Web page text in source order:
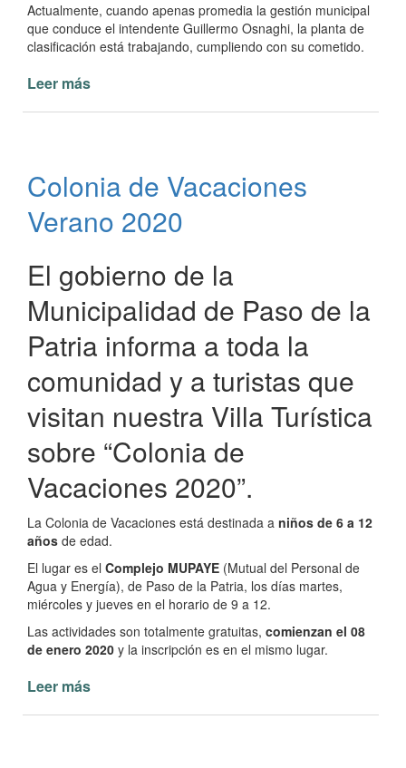
Actualmente, cuando apenas promedia la gestión municipal
que conduce el intendente Guillermo Osnaghi, la planta de
clasificación está trabajando, cumpliendo con su cometido.
Leer más
de
clasificación
de
Colonia de Vacaciones
Verano 2020
El gobierno de la
Municipalidad de Paso de la
Patria informa a toda la
comunidad y a turistas que
visitan nuestra Villa Turística
sobre “Colonia de
Vacaciones 2020”.
La Colonia de Vacaciones está destinada a niños de 6 a 12
años de edad.
El lugar es el Complejo MUPAYE (Mutual del Personal de
Agua y Energía), de Paso de la Patria, los días martes,
miércoles y jueves en el horario de 9 a 12.
Las actividades son totalmente gratuitas, comienzan el 08
de enero 2020 y la inscripción es en el mismo lugar.
Leer más